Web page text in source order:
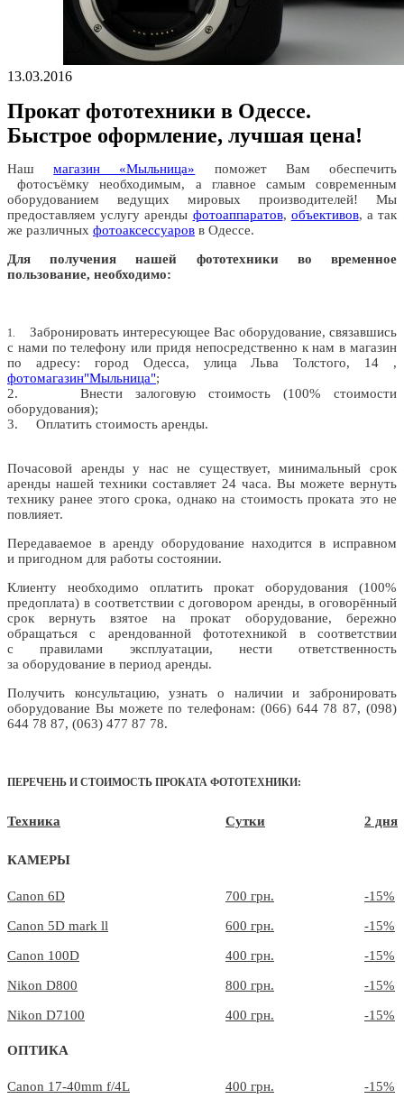
13.03.2016
Прокат фототехники в Одессе.
Быстрое оформление, лучшая цена!
Нашмагазин «Мыльница» поможет Вам обеспечить
фотосъёмку необходимым, а главное самым современным
оборудованием ведущих мировых производителей! Мы
предоставляем услугу аренды фотоаппаратов, объективов, а так
же различных фотоаксессуаров в Одессе.
Для получения нашей фототехники во временное
пользование, необходимо:
1.
Забронировать интересующее Вас оборудование, связавшись
с нами по телефону или придя непосредственно к нам в магазин
по адресу: город Одесса, улица Льва Толстого, 14 ,
фотомагазин"Мыльница";
2.
Внести залоговую стоимость (100% стоимости
оборудования);
3.
Оплатить стоимость аренды.
Почасовой аренды у нас не существует, минимальный срок
аренды нашей техники составляет 24 часа. Вы можете вернуть
технику ранее этого срока, однако на стоимость проката это не
повлияет.
Передаваемое в аренду оборудование находится в исправном
и пригодном для работы состоянии.
Клиенту необходимо оплатить прокат оборудования (100%
предоплата) в соответствии с договором аренды, в оговорённый
срок вернуть взятое на прокат оборудование, бережно
обращаться с арендованной фототехникой в соответствии
с правилами эксплуатации, нести ответственность
за оборудование в период аренды.
Получить консультацию, узнать о наличии и забронировать
оборудование Вы можете по телефонам: (066) 644 78 87, (098)
644 78 87, (063) 477 87 78.
ПЕРЕЧЕНЬ И СТОИМОСТЬ ПРОКАТА ФОТОТЕХНИКИ:
Техника Сутки 2 дня
КАМЕРЫ
Canon 6D 700 грн. -15%
Canon 5D mark ll 600 грн. -15%
Canon 100D 400 грн. -15%
Nikon D800 800 грн. -15%
Nikon D7100 400 грн. -15%
ОПТИКА
Canon 17-40mm f/4L 400 грн. -15%